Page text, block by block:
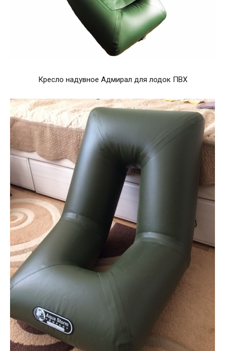
Кресло надувное Адмирал для лодок ПВХ